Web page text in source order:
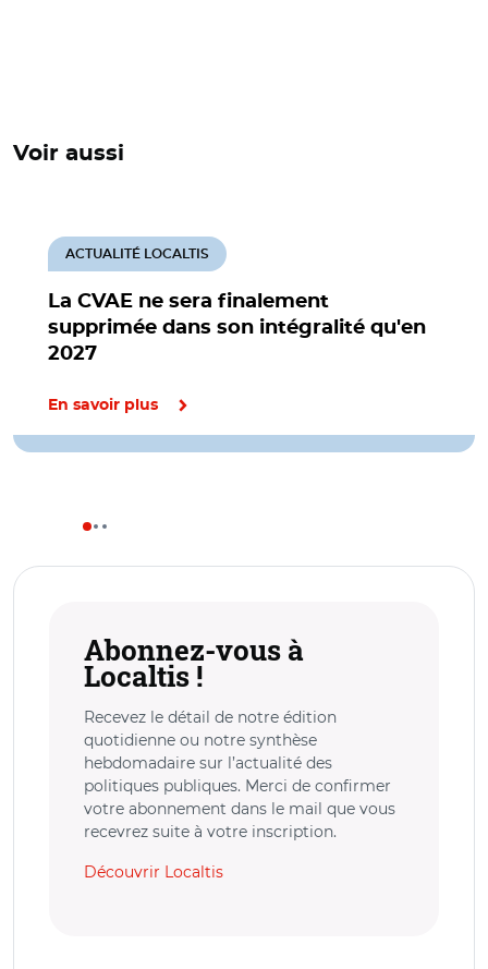
Voir aussi
La CVAE ne sera finalement
supprimée dans son intégralité qu'en
2027
ACTUALITÉ LOCALTIS
En savoir plus
Abonnez-vous à
Localtis !
Recevez le détail de notre édition
quotidienne ou notre synthèse
hebdomadaire sur l’actualité des
politiques publiques. Merci de confirmer
votre abonnement dans le mail que vous
recevrez suite à votre inscription.
Découvrir Localtis